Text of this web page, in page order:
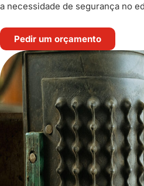
a necessidade de segurança no
Pedir um orçamento